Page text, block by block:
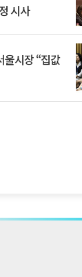
시사
시장 “집값